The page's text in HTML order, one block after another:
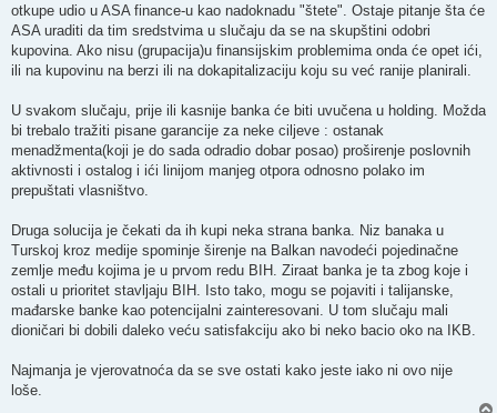
otkupe udio u ASA finance-u kao nadoknadu "štete". Ostaje pitanje šta će
ASA uraditi da tim sredstvima u slučaju da se na skupštini odobri
kupovina. Ako nisu (grupacija)u finansijskim problemima onda će opet ići,
ili na kupovinu na berzi ili na dokapitalizaciju koju su već ranije planirali.
U svakom slučaju, prije ili kasnije banka će biti uvučena u holding. Možda
bi trebalo tražiti pisane garancije za neke ciljeve : ostanak
menadžmenta(koji je do sada odradio dobar posao) proširenje poslovnih
aktivnosti i ostalog i ići linijom manjeg otpora odnosno polako im
prepuštati vlasništvo.
Druga solucija je čekati da ih kupi neka strana banka. Niz banaka u
Turskoj kroz medije spominje širenje na Balkan navodeći pojedinačne
zemlje među kojima je u prvom redu BIH. Ziraat banka je ta zbog koje i
ostali u prioritet stavljaju BIH. Isto tako, mogu se pojaviti i talijanske,
mađarske banke kao potencijalni zainteresovani. U tom slučaju mali
dioničari bi dobili daleko veću satisfakciju ako bi neko bacio oko na IKB.
Najmanja je vjerovatnoća da se sve ostati kako jeste iako ni ovo nije
loše.